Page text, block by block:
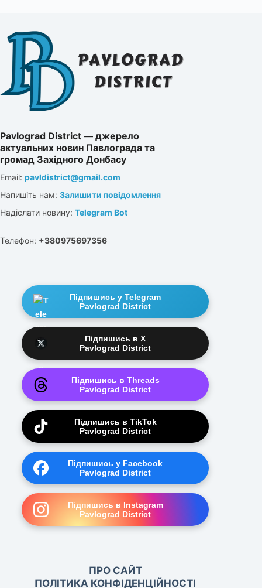
Pavlograd District — джерело
актуальних новин Павлограда та
громад Західного Донбасу
Email: pavldistrict@gmail.com
Напишіть нам: Залишити повідомлення
Надіслати новину: Telegram Bot
Телефон: +380975697356
Підпишись у Telegram
Pavlograd District
Підпишись в X
Pavlograd District
Підпишись в Threads
Pavlograd District
Підпишись в TikTok
Pavlograd District
Підпишись у Facebook
Pavlograd District
Підпишись в Instagram
Pavlograd District
ПРО САЙТ
ПОЛІТИКА КОНФІДЕНЦІЙНОСТІ